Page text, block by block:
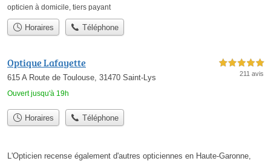
opticien à domicile tiers payant
Horaires Téléphone
Optique Lafayette
615 A Route de Toulouse, 31470 Saint-Lys
Ouvert jusqu'à 19h
5,0 étoiles sur 5
211 avis
Horaires Téléphone
L'Opticien recense également d'autres opticiennes en Haute-Garonne,